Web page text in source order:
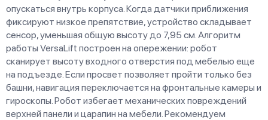
опускаться внутрь корпуса. Когда датчики приближения
фиксируют низкое препятствие, устройство складывает
сенсор, уменьшая общую высоту до 7,95 см. Алгоритм
работы VersaLift построен на опережении: робот
сканирует высоту входного отверстия под мебелью еще
на подъезде. Если просвет позволяет пройти только без
башни, навигация переключается на фронтальные камеры и
гироскопы. Робот избегает механических повреждений
верхней панели и царапин на мебели. Рекомендуем